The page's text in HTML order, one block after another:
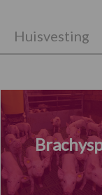
Huisvesting